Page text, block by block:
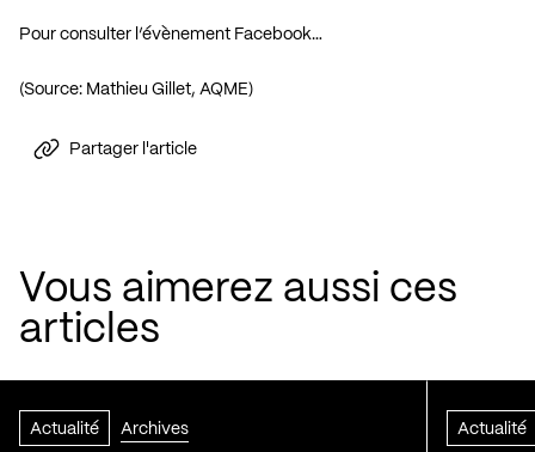
Pour consulter l’évènement Facebook…
(Source: Mathieu Gillet, AQME)
Partager l'article
Vous aimerez aussi ces
articles
Actualité Archives Actualité